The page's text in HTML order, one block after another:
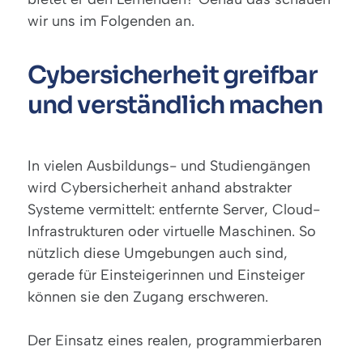
wir uns im Folgenden an.
Cybersicherheit greifbar
und verständlich machen
In vielen Ausbildungs- und Studiengängen
wird Cybersicherheit anhand abstrakter
Systeme vermittelt: entfernte Server, Cloud-
Infrastrukturen oder virtuelle Maschinen. So
nützlich diese Umgebungen auch sind,
gerade für Einsteigerinnen und Einsteiger
können sie den Zugang erschweren.
Der Einsatz eines realen, programmierbaren